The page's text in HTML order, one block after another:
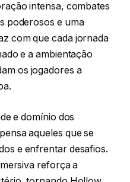
intensa, combates
poderosos e uma
com que cada jornada
e a ambientação
os jogadores a
e domínio dos
aqueles que se
e enfrentar desafios.
reforça a